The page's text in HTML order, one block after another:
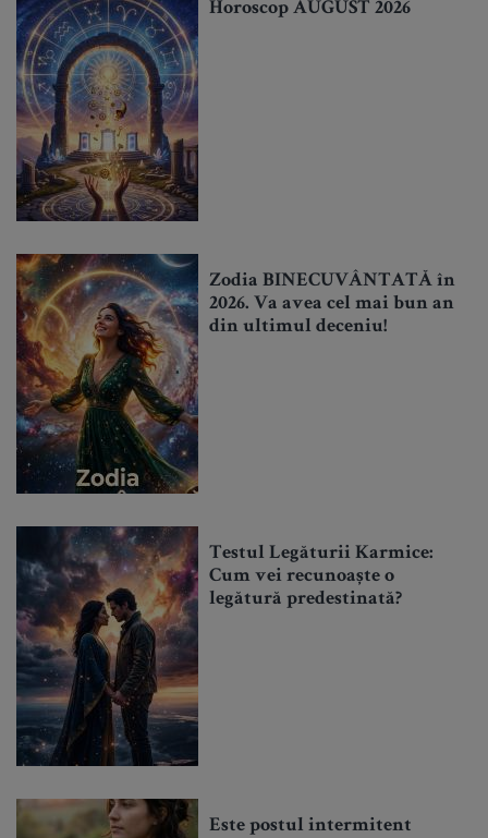
Horoscop AUGUST 2026
Zodia BINECUVÂNTATĂ în
2026. Va avea cel mai bun an
din ultimul deceniu!
Testul Legăturii Karmice:
Cum vei recunoaște o
legătură predestinată?
Este postul intermitent